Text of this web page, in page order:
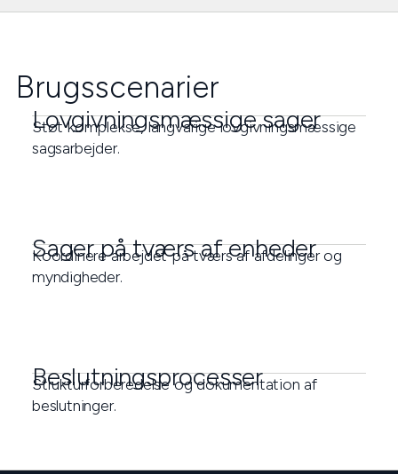
Brugsscenarier
Lovgivningsmæssige sager
Støt komplekse, langvarige lovgivningsmæssige
sagsarbejder.
Sager på tværs af enheder
Koordinere arbejdet på tværs af afdelinger og
myndigheder.
Beslutningsprocesser
Strukturforberedelse og dokumentation af
beslutninger.